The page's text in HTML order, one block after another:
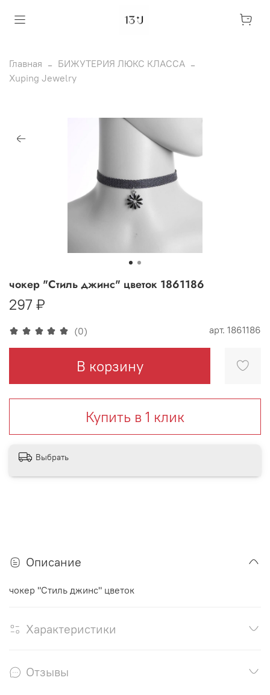
Главная
БИЖУТЕРИЯ ЛЮКС КЛАССА
Xuping Jewelry
(0) арт. 1861186
чокер "Стиль джинс" цветок 1861186
297 ₽
В корзину
Купить в 1 клик
Выбрать
Описание
чокер "Стиль джинс" цветок
Характеристики
Отзывы